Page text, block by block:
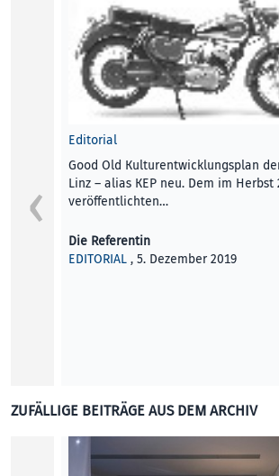
Editorial
Good Old Kulturentwicklungsplan
Linz – alias KEP neu. Dem im Herbst
veröffentlichten…
Die Referentin
EDITORIAL , 5. Dezember 2019
ZUFÄLLIGE BEITRÄGE AUS DEM ARCHIV